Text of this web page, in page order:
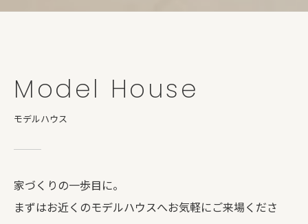
Model House
モデルハウス
家づくりの一歩目に。
まずはお近くのモデルハウスへお気軽にご来場くださ